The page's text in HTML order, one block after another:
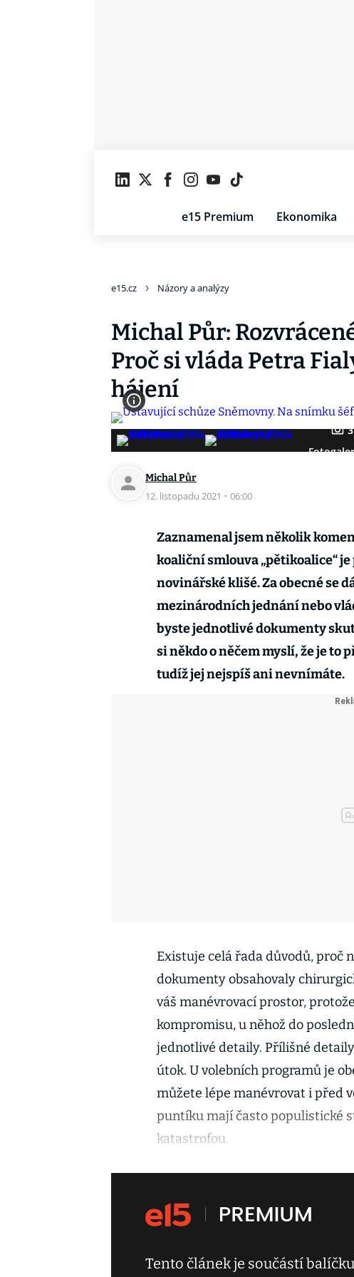
e15 Premium Ekonomika
e15.cz Názory a analýzy
Michal Půr:
Proč si vláda Petra
hájení
3
Michal Půr
12. listopadu 2021 · 06:00
Zaznamenal jsem několik
koaliční smlouva „pětikoalice“
novinářské klišé. Za obecné se
mezinárodních jednání nebo
byste jednotlivé dokumenty
si někdo o něčem myslí, že je to
tudíž jej nejspíš ani nevnímáte.
Existuje celá řada důvodů, proč
dokumenty obsahovaly
váš manévrovací prostor,
kompromisu, u něhož do
jednotlivé detaily. Přílišné
útok. U volebních programů je
můžete lépe manévrovat i před
puntíku mají často populistické
katastrofou.
Tento článek je součástí